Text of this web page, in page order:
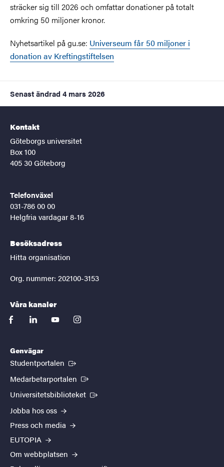
sträcker sig till 2026 och omfattar donationer på totalt
omkring 50 miljoner kronor.
Nyhetsartikel på gu.se: Universeum får 50 miljoner i
donation av Kreftingstiftelsen
Senast ändrad 4 mars 2026
Kontakt
Göteborgs universitet
Box 100
405 30 Göteborg
Telefonväxel
031-786 00 00
Helgfria vardagar 8-16
Besöksadress
Hitta organisation
Org. nummer: 202100-3153
Våra kanaler
facebooklinkedinyoutubeinstagram
Genvägar
Studentportalen (Extern länk)
Medarbetarportalen (Extern länk)
Universitetsbiblioteket (Extern länk)
Jobba hos oss
Press och media
EUTOPIA
Om webbplatsen